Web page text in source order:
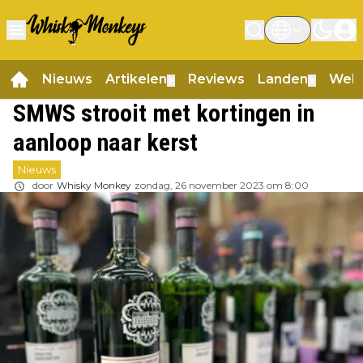
Nieuws Artikelen Reviews Landen
SMWS strooit met kortingen in
aanloop naar kerst
Nieuws
door Whisky Monkey zondag, 26 november 2023 om 8:00